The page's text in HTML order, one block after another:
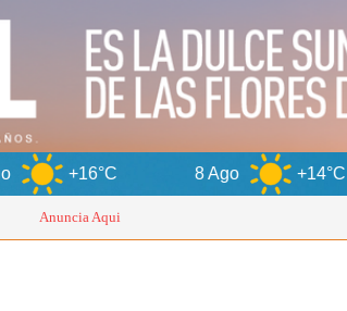
8 Ago +14°C 9 Ago
Anuncia Aqui